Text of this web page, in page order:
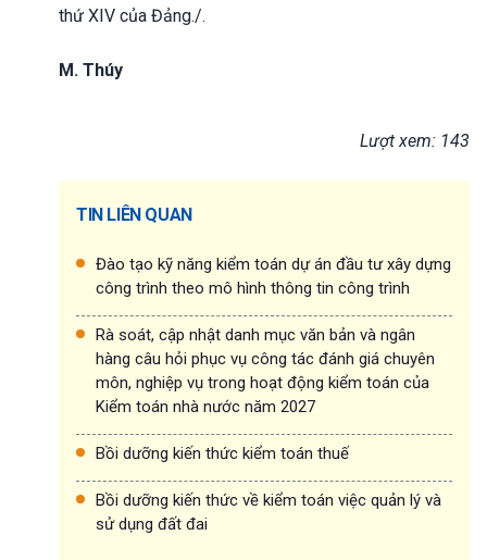
thứ XIV của Đảng./.
M. Thúy
Lượt xem: 143
TIN LIÊN QUAN
Đào tạo kỹ năng kiểm toán dự án đầu tư xây dựng
công trình theo mô hình thông tin công trình
Rà soát, cập nhật danh mục văn bản và ngân
hàng câu hỏi phục vụ công tác đánh giá chuyên
môn, nghiệp vụ trong hoạt động kiểm toán của
Kiểm toán nhà nước năm 2027
Bồi dưỡng kiến thức kiểm toán thuế
Bồi dưỡng kiến thức về kiểm toán việc quản lý và
sử dụng đất đai